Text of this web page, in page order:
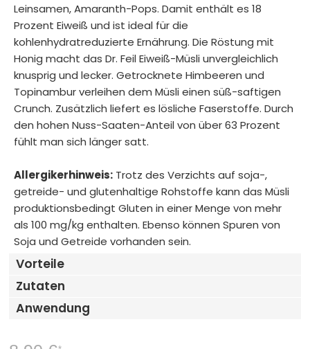
Leinsamen, Amaranth-Pops. Damit enthält es 18
Prozent Eiweiß und ist ideal für die
kohlenhydratreduzierte Ernährung. Die Röstung mit
Honig macht das Dr. Feil Eiweiß-Müsli unvergleichlich
knusprig und lecker. Getrocknete Himbeeren und
Topinambur verleihen dem Müsli einen süß-saftigen
Crunch. Zusätzlich liefert es lösliche Faserstoffe. Durch
den hohen Nuss-Saaten-Anteil von über 63 Prozent
fühlt man sich länger satt.
Allergikerhinweis: Trotz des Verzichts auf soja-,
getreide- und glutenhaltige Rohstoffe kann das Müsli
produktionsbedingt Gluten in einer Menge von mehr
als 100 mg/kg enthalten. Ebenso können Spuren von
Soja und Getreide vorhanden sein.
Vorteile
Zutaten
Anwendung